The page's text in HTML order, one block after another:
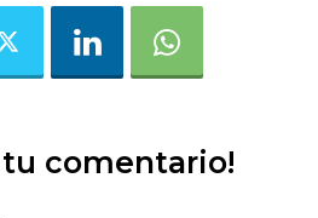
tu comentario!